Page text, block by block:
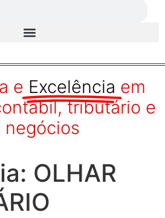
e Excelência em
tributário e
negócios
OLHAR